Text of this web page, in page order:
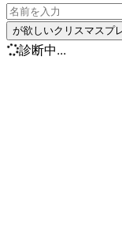
が欲しいクリスマスプ
診断中...